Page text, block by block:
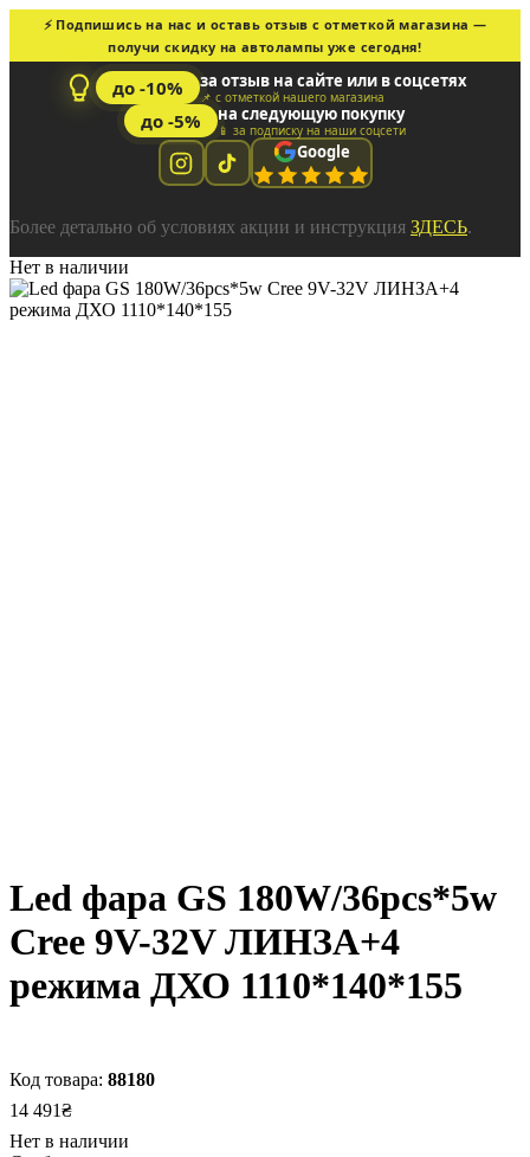
⚡ Подпишись на нас и оставь отзыв с отметкой магазина —
получи скидку на автолампы уже сегодня!
до -10% за отзыв на сайте или в соцсетях
📌 с отметкой нашего магазина
до -5% на следующую покупку
📱 за подписку на наши соцсети
Google
Более детально об условиях акции и инструкция ЗДЕСЬ.
Нет в наличии
Led фара GS 180W/36pcs*5w
Cree 9V-32V ЛИНЗА+4
режима ДХО 1110*140*155
88180
14 491₴